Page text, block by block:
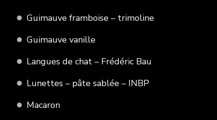
Guimauve framboise – trimoline
Guimauve vanille
Langues de chat – Frédéric Bau
Lunettes – pâte sablée – INBP
Macaron